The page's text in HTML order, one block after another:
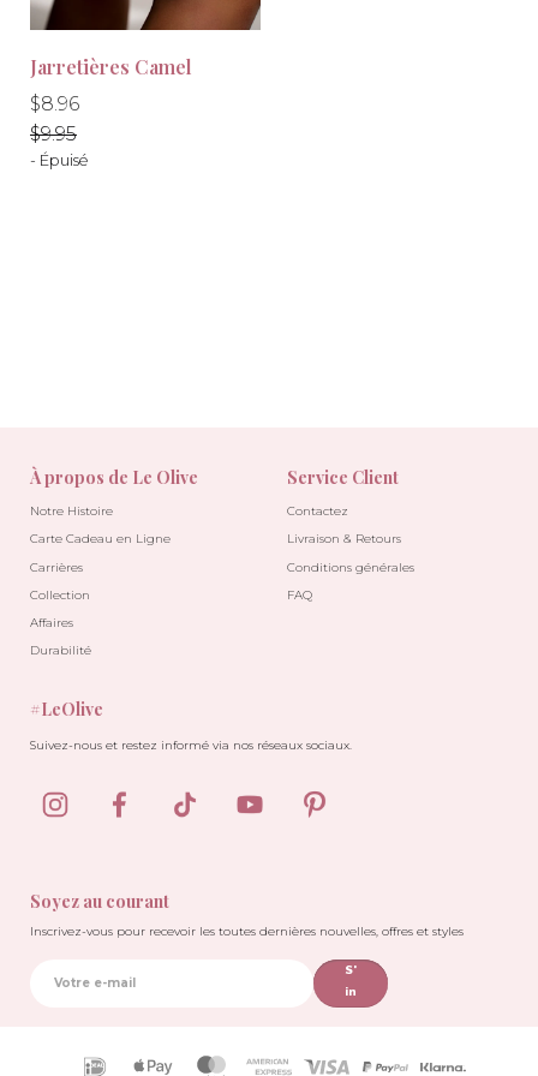
-10%
Jarretières Camel
Prix
régulier
$8.96
Prix
régulier
$9.95
- Épuisé
À propos de Le Olive
Notre Histoire
Carte Cadeau en Ligne
Carrières
Collection
Affaires
Durabilité
Service Client
Contactez
Livraison & Retours
Conditions générales
FAQ
Soyez au courant
Inscrivez-vous pour recevoir les toutes dernières nouvelles, offres et styles
S'
in
#LeOlive
Suivez-nous et restez informé via nos réseaux sociaux.
Icônes